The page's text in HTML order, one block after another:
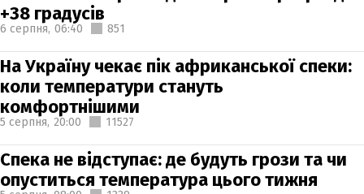
+38 градусів
6 серпня, 06:40 851
На Україну чекає пік африканської спеки:
коли температури стануть
комфортнішими
5 серпня, 20:00 11527
Спека не відступає: де будуть грози та чи
опуститься температура цього тижня